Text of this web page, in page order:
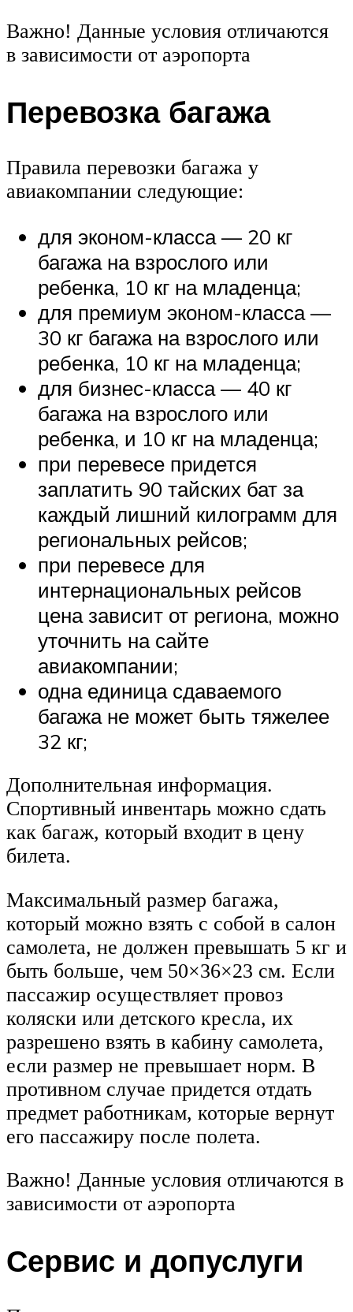
Важно! Данные условия отличаются
в зависимости от аэропорта
Перевозка багажа
Правила перевозки багажа у
авиакомпании следующие:
для эконом-класса — 20 кг
багажа на взрослого или
ребенка, 10 кг на младенца;
для премиум эконом-класса —
30 кг багажа на взрослого или
ребенка, 10 кг на младенца;
для бизнес-класса — 40 кг
багажа на взрослого или
ребенка, и 10 кг на младенца;
при перевесе придется
заплатить 90 тайских бат за
каждый лишний килограмм для
региональных рейсов;
при перевесе для
интернациональных рейсов
цена зависит от региона, можно
уточнить на сайте
авиакомпании;
одна единица сдаваемого
багажа не может быть тяжелее
32 кг;
Дополнительная информация.
Спортивный инвентарь можно сдать
как багаж, который входит в цену
билета.
Максимальный размер багажа,
который можно взять с собой в салон
самолета, не должен превышать 5 кг и
быть больше, чем 50×36×23 см. Если
пассажир осуществляет провоз
коляски или детского кресла, их
разрешено взять в кабину самолета,
если размер не превышает норм. В
противном случае придется отдать
предмет работникам, которые вернут
его пассажиру после полета.
Важно! Данные условия отличаются в
зависимости от аэропорта
Сервис и допуслуги